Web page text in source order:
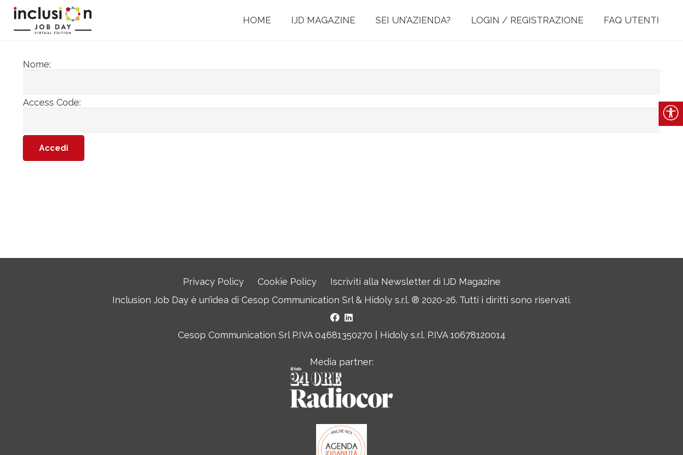
HOME IJD MAGAZINE SEI UN’AZIENDA? LOGIN / REGISTRAZIONE FAQ UTENTI
Nome:
Access Code:
Privacy Policy Cookie Policy
Iscriviti alla Newsletter di IJD Magazine
Inclusion Job Day è un’idea di Cesop Communication Srl& Hidoly s.r.l. ® 2020-26. Tutti i diritti sono riservati.
Cesop Communication Srl P.IVA 04681350270 | Hidoly s.r.l. P.IVA 10678120014
Media partner: